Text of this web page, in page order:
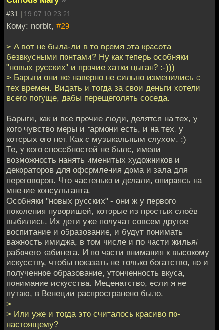
#31 | 19.07.10 23:21
Кому: norbit, #29
> А вот не была-ли в то время эта красота
безвкусными понтами? Ну как теперь особняки
"новых русских" и прочие хатки цыган? :-)))
> Барыги они же наверно не сильно изменились с
тех времен. Видать и тогда за свои деньги хотели
всего погуще, дабы перещеголять соседа.
Барыги, как и все прочие люди, делятся на тех, у
кого чувство меры и гармони есть, и на тех, у
которых его нет. Как с музыкальным слухом. :)
Те, у кого способностей не было, имели
возможность нанять именитых художников и
декораторов для оформления дома и зала для
переговоров. Что частенько и делали, опираясь на
мнение консультанта.
Особняки "новых русских" - они ж у первого
поколения нуворишей, которые из простых слоёв
выбились. Их дети уже получат совсем другое
воспитание и образование, и будут понимать
важность имиджа, в том числе и по части жилья/
рабочего кабинета. И по части внимания к высокому
искусству, чтобы показать не только богатство, но и
полученное образование, утонченность вкуса,
понимание искусства. Меценатство, если я не
путаю, в Венеции распространено было.
>
> Или уже и тогда это считалось красиво по-
настоящему?